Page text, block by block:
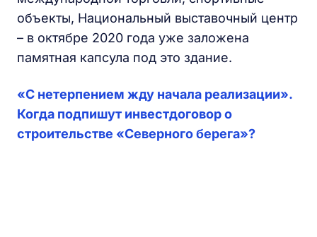
объекты, Национальный выставочный центр
– в октябре 2020 года уже заложена
памятная капсула под это здание.
​«С нетерпением жду начала реализации».
Когда подпишут инвестдоговор о
строительстве «Северного берега»?